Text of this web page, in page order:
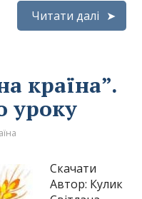
Читати далі
країна”.
уроку
Скачати
Автор: Кулик